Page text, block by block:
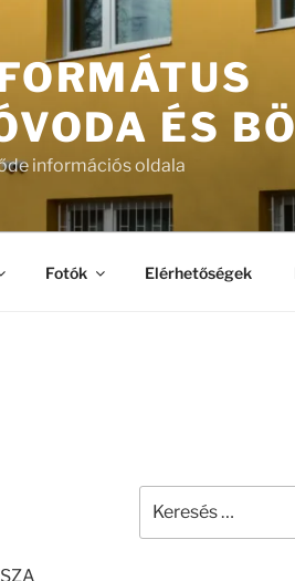
ÉS
információs oldala
Fotók Elérhetőségek
következő